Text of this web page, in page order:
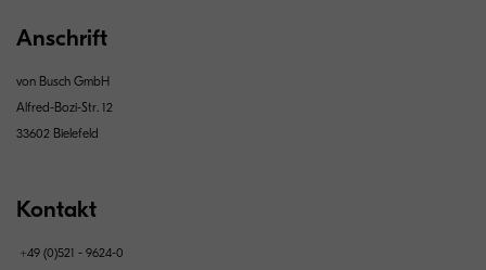
Anschrift
von Busch GmbH
Alfred-Bozi-Str. 12
33602 Bielefeld
Kontakt
+49 (0)521 - 9624-0